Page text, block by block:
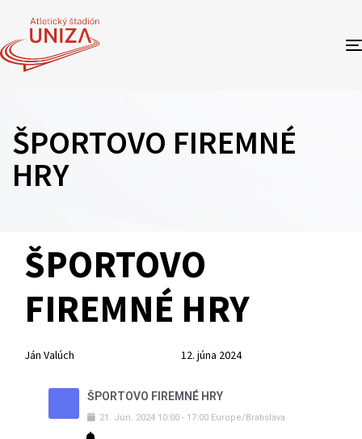
ŠPORTOVO FIREMNÉ
HRY
PUBLISHED
IN:
ŠPORTOVO
FIREMNÉ HRY
Author
Ján Valúch
Published
on:
12. júna 2024
ŠPORTOVO FIREMNÉ HRY
21 . Jún. 2024 10:00 - 17:00 Europe/Bratislava